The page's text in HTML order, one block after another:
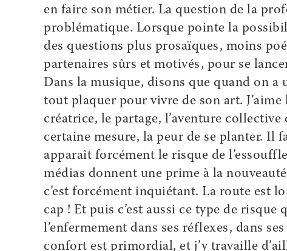
en faire son métier. La question de la
problématique. Lorsque pointe la
des questions plus prosaïques, moins
partenaires sûrs et motivés, pour se
Dans la musique, disons que quand on
tout plaquer pour vivre de son art.
créatrice, le partage, l’aventure collective
certaine mesure, la peur de se planter. Il
apparaît forcément le risque de
médias donnent une prime à la
c’est forcément inquiétant. La route est
cap ! Et puis c’est aussi ce type de
l’enfermement dans ses réflexes, dans
confort est primordial, et j’y travaille